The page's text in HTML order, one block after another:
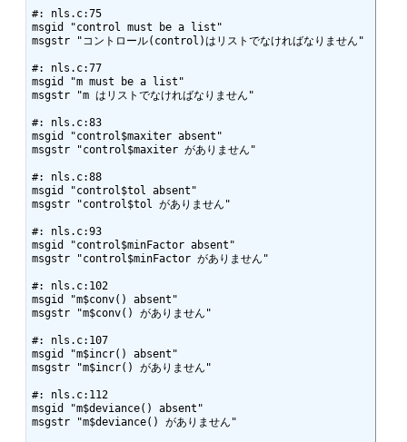
#: nls.c:75
msgid "control must be a list"
msgstr "コントロール(control)はリストでなければなりません"
#: nls.c:77
msgid "m must be a list"
msgstr "m はリストでなければなりません"
#: nls.c:83
msgid "control$maxiter absent"
msgstr "control$maxiter がありません"
#: nls.c:88
msgid "control$tol absent"
msgstr "control$tol がありません"
#: nls.c:93
msgid "control$minFactor absent"
msgstr "control$minFactor がありません"
#: nls.c:102
msgid "m$conv() absent"
msgstr "m$conv() がありません"
#: nls.c:107
msgid "m$incr() absent"
msgstr "m$incr() がありません"
#: nls.c:112
msgid "m$deviance() absent"
msgstr "m$deviance() がありません"